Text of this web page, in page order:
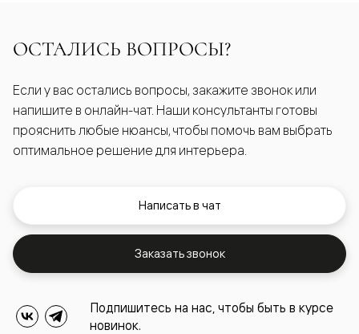
ОСТАЛИСЬ ВОПРОСЫ?
Если у вас остались вопросы, закажите звонок или
напишите в онлайн-чат. Наши консультанты готовы
прояснить любые нюансы, чтобы помочь вам выбрать
оптимальное решение для интерьера.
Написать в чат
Заказать звонок
Подпишитесь на нас, чтобы быть в курсе
новинок.